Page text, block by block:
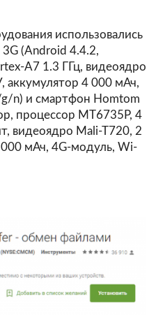
использовались
(Android 4.4.2,
A7 1.3 ГГц, видеоядро
аккумулятор 4 000 мАч,
n) и смартфон Homtom
процессор MT6735P, 4
видеоядро Mali-T720, 2
мАч, 4G-модуль, Wi-